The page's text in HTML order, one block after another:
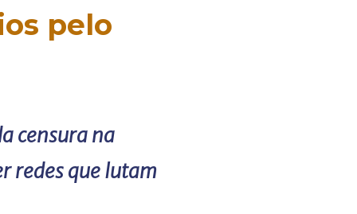
pelo
censura na
redes que lutam